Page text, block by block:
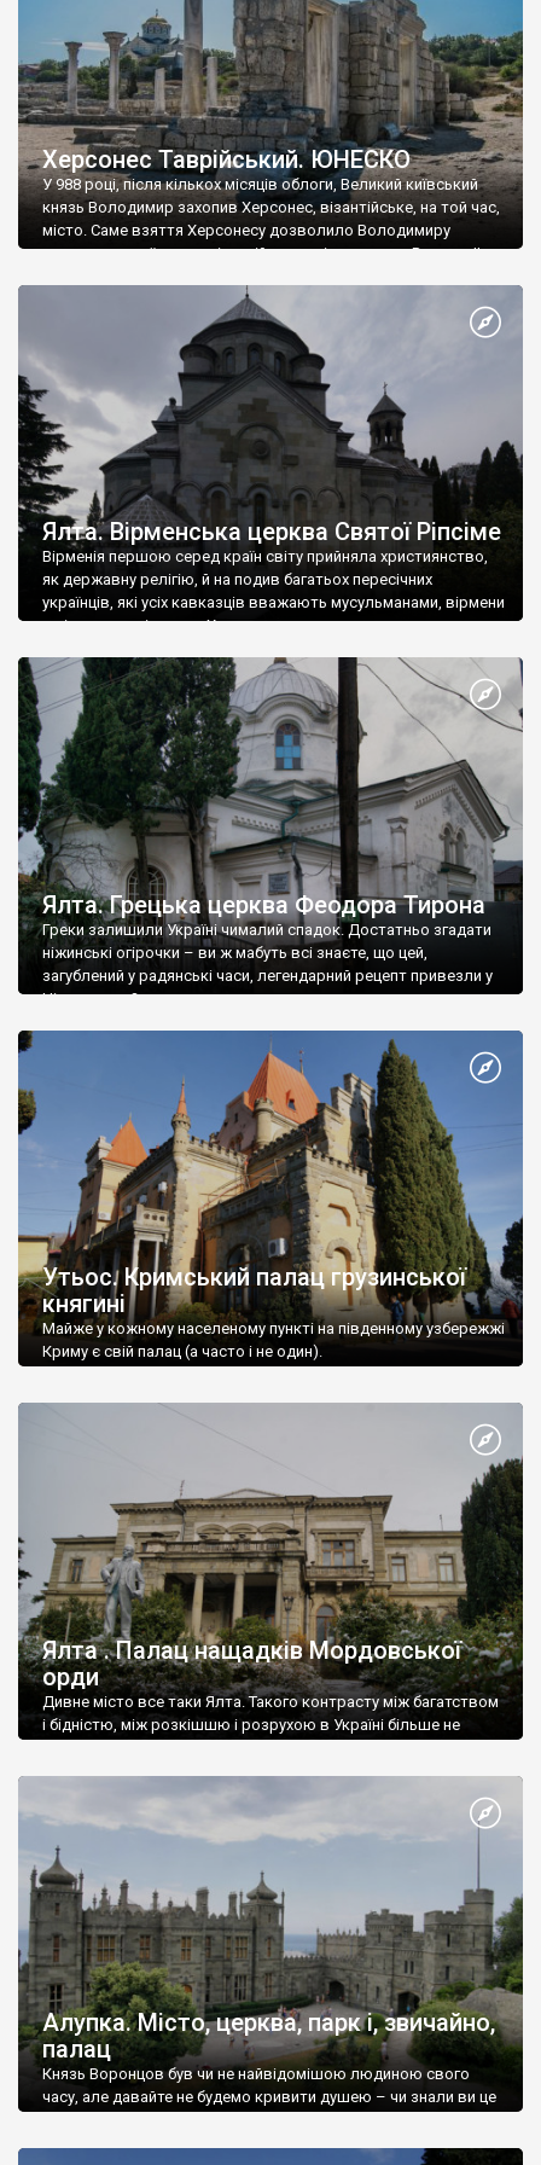
Херсонес Таврійський. ЮНЕСКО
У 988 році, після кількох місяців облоги, Великий київський
князь Володимир захопив Херсонес, візантійське, на той час,
місто. Саме взяття Херсонесу дозволило Володимиру
диктувати свої умови візантійському імператору Василю ІІ, та
Херсонесі Володимир-язичник, став Василем-християнином.
А потім було Хрещення Русі. На честь Херсонесу Таврійського
Ялта. Вірменська церква Святої Ріпсіме
Вірменія першою серед країн світу прийняла християнство,
як державну релігію, й на подив багатьох пересічних
українців, які усіх кавказців вважають мусульманами, вірмени
є відданими вірянами Христа
Ялта. Грецька церква Феодора Тирона
Греки залишили Україні чималий спадок. Достатньо згадати
ніжинські огірочки – ви ж мабуть всі знаєте, що цей,
загублений у радянські часи, легендарний рецепт привезли у
Ніжин греки?
Утьос. Кримський палац грузинської
княгині
Майже у кожному населеному пункті на південному узбережжі
Криму є свій палац (а часто і не один).
Ялта . Палац нащадків Мордовської
орди
Дивне місто все таки Ялта. Такого контрасту між багатством
і бідністю, між розкішшю і розрухою в Україні більше не
Алупка. Місто, церква, парк і, звичайно,
палац
Князь Воронцов був чи не найвідомішою людиною свого
часу, але давайте не будемо кривити душею – чи знали ви це